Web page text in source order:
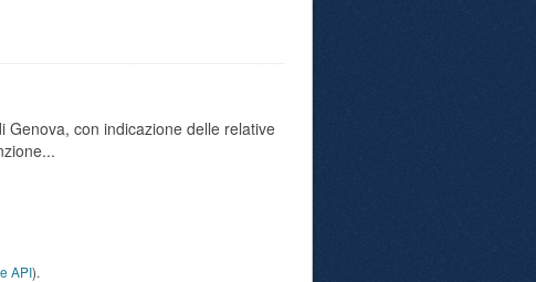
Genova, con indicazione delle relative
API).